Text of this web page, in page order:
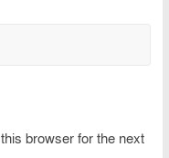
browser for the next